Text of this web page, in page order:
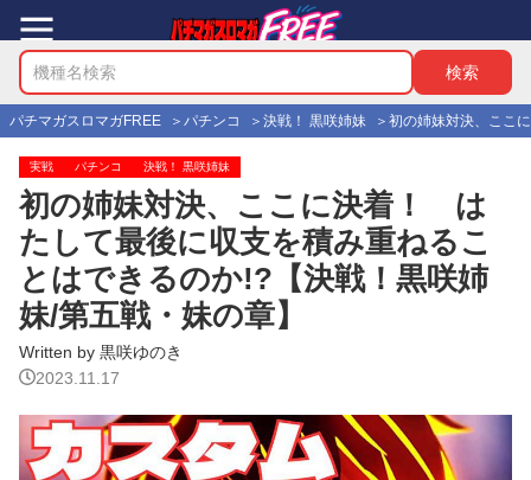
パチマガスロマガFREE パチンコ 決戦！ 黒咲姉妹 初の姉妹対決、ここ
実戦 パチンコ 決戦！ 黒咲姉妹
初の姉妹対決、ここに決着！ は
たして最後に収支を積み重ねるこ
とはできるのか!?【決戦！黒咲姉
妹/第五戦・妹の章】
Written by 黒咲ゆのき
2023.11.17